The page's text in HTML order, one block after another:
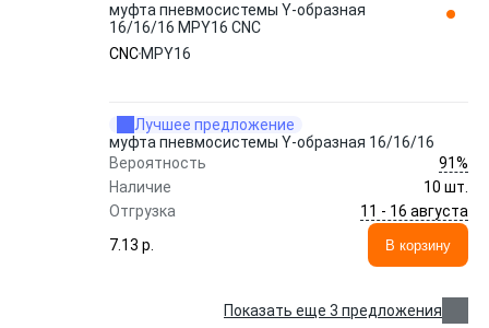
муфта пневмосистемы Y-образная
16/16/16 MPY16 CNC
CNC MPY16
Лучшее предложение
муфта пневмосистемы Y-образная 16/16/16
Вероятность
91%
Наличие
10 шт.
Отгрузка
11 - 16 августа
7.13 p.
В корзину
Показать еще 3 предложения